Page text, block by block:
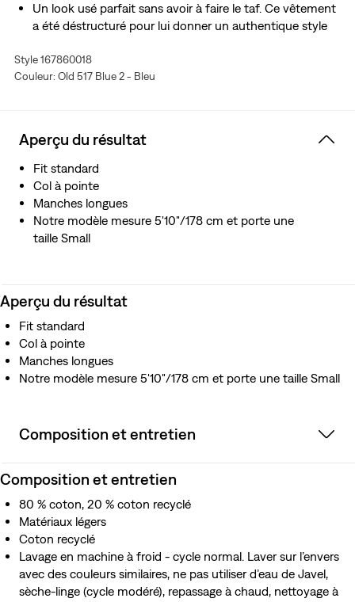
Un look usé parfait sans avoir à faire le taf. Ce vêtement
a été déstructuré pour lui donner un authentique style
De meilleurs vêtements. Un meilleur choix. Ce vêtement
comprend des fibres de coton recyclé post-industriel
Style 167860018
Couleur: Old 517 Blue 2 - Bleu
Aperçu du résultat
Fit standard
Col à pointe
Manches longues
Notre modèle mesure 5'10"/178 cm et porte une
taille Small
Aperçu du résultat
Fit standard
Col à pointe
Manches longues
Notre modèle mesure 5'10"/178 cm et porte une taille Small
Composition et entretien
Composition et entretien
80 % coton, 20 % coton recyclé
Matériaux légers
Coton recyclé
Lavage en machine à froid - cycle normal. Laver sur l’envers
avec des couleurs similaires, ne pas utiliser d’eau de Javel,
sèche-linge (cycle modéré), repassage à chaud, nettoyage à